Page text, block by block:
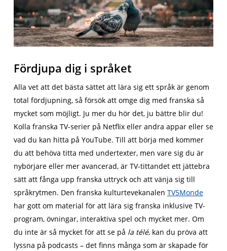
Fördjupa dig i språket
Alla vet att det bästa sättet att lära sig ett språk är genom
total fördjupning, så försök att omge dig med franska så
mycket som möjligt. Ju mer du hör det, ju bättre blir du!
Kolla franska TV-serier på Netflix eller andra appar eller se
vad du kan hitta på YouTube. Till att börja med kommer
du att behöva titta med undertexter, men vare sig du är
nybörjare eller mer avancerad, är TV-tittandet ett jättebra
sätt att fånga upp franska uttryck och att vänja sig till
språkrytmen. Den franska kulturtevekanalen TV5Monde
har gott om material för att lära sig franska inklusive TV-
program, övningar, interaktiva spel och mycket mer. Om
du inte är så mycket för att se på la télé, kan du pröva att
lyssna på podcasts – det finns många som är skapade för